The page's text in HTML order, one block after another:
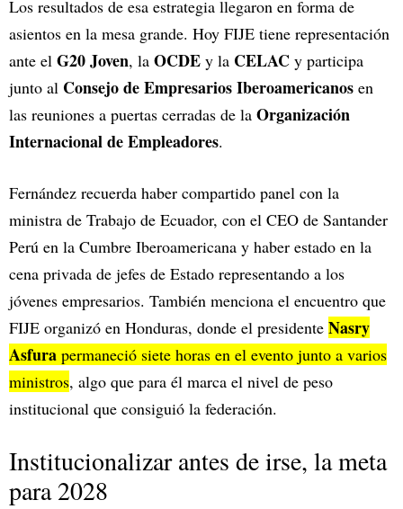
Los resultados de esa estrategia llegaron en forma de
asientos en la mesa grande. Hoy FIJE tiene representación
ante el G20 Joven, la OCDE y la CELAC y participa
junto al Consejo de Empresarios Iberoamericanos en
las reuniones a puertas cerradas de la Organización
Internacional de Empleadores.
Fernández recuerda haber compartido panel con la
ministra de Trabajo de Ecuador, con el CEO de Santander
Perú en la Cumbre Iberoamericana y haber estado en la
cena privada de jefes de Estado representando a los
jóvenes empresarios. También menciona el encuentro que
FIJE organizó en Honduras, donde el presidente Nasry
Asfura permaneció siete horas en el evento junto a varios
ministros, algo que para él marca el nivel de peso
institucional que consiguió la federación.
Institucionalizar antes de irse, la meta
para 2028